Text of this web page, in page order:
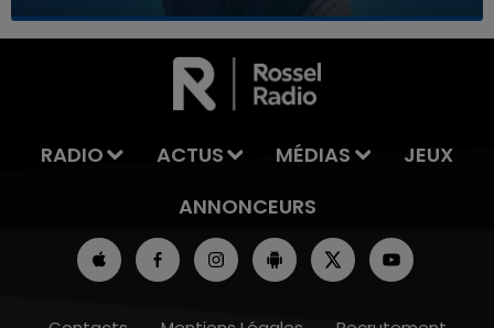
LA TEAM DU WEEK-END
RADIO ACTUS MÉDIAS
JEUX
ANNONCEURS